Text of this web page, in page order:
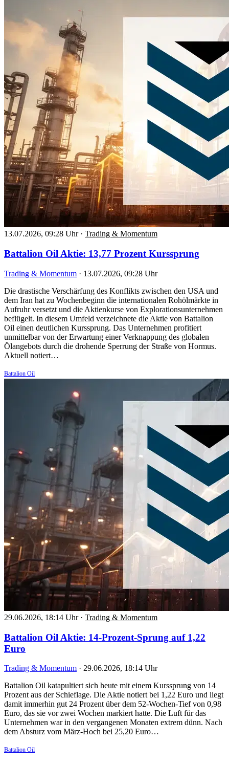
13.07.2026, 09:28 Uhr · Trading & Momentum
Battalion Oil Aktie: 13,77 Prozent Kurssprung
Trading & Momentum · 13.07.2026, 09:28 Uhr
Die drastische Verschärfung des Konflikts zwischen den USA und
dem Iran hat zu Wochenbeginn die internationalen Rohölmärkte in
Aufruhr versetzt und die Aktienkurse von Explorationsunternehmen
beflügelt. In diesem Umfeld verzeichnete die Aktie von Battalion
Oil einen deutlichen Kurssprung. Das Unternehmen profitiert
unmittelbar von der Erwartung einer Verknappung des globalen
Ölangebots durch die drohende Sperrung der Straße von Hormus.
Aktuell notiert…
Battalion Oil
29.06.2026, 18:14 Uhr · Trading & Momentum
Battalion Oil Aktie: 14-Prozent-Sprung auf 1,22
Euro
Trading & Momentum · 29.06.2026, 18:14 Uhr
Battalion Oil katapultiert sich heute mit einem Kurssprung von 14
Prozent aus der Schieflage. Die Aktie notiert bei 1,22 Euro und liegt
damit immerhin gut 24 Prozent über dem 52-Wochen-Tief von 0,98
Euro, das sie vor zwei Wochen markiert hatte. Die Luft für das
Unternehmen war in den vergangenen Monaten extrem dünn. Nach
dem Absturz vom März-Hoch bei 25,20 Euro…
Battalion Oil